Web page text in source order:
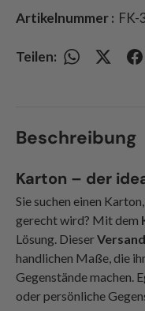
Artikelnummer : FK-
Teilen:
Beschreibung
Karton – der
Sie suchen einen
gerecht wird? Mit dem
Lösung. Dieser
handlichen Maße, die
Gegenstände machen.
oder persönliche